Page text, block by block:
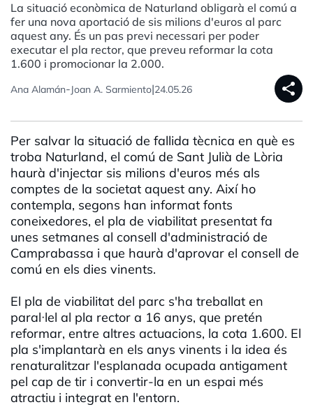
La situació econòmica de Naturland obligarà el comú a
fer una nova aportació de sis milions d'euros al parc
aquest any. És un pas previ necessari per poder
executar el pla rector, que preveu reformar la cota
1.600 i promocionar la 2.000.
Ana Alamán-Joan A. Sarmiento|24.05.26 share
Per salvar la situació de fallida tècnica en què es
troba Naturland, el comú de Sant Julià de Lòria
haurà d'injectar sis milions d'euros més als
comptes de la societat aquest any. Així ho
contempla, segons han informat fonts
coneixedores, el pla de viabilitat presentat fa
unes setmanes al consell d'administració de
Camprabassa i que haurà d'aprovar el consell de
comú en els dies vinents.
El pla de viabilitat del parc s'ha treballat en
paral·lel al pla rector a 16 anys, que pretén
reformar, entre altres actuacions, la cota 1.600. El
pla s'implantarà en els anys vinents i la idea és
renaturalitzar l'esplanada ocupada antigament
pel cap de tir i convertir-la en un espai més
atractiu i integrat en l'entorn.